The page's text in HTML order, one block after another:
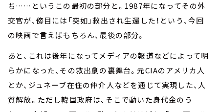
ち……というこの最初の部分と。1987年になってその外
交官が、傍目には「突如」救出され生還した！という、今回
の映画で言えばもちろん、最後の部分。
あと、これは後年になってメディアの報道などによって明
らかになった、その救出劇の裏舞台。元CIAのアメリカ人
とか、ジュネーブ在住の仲介人などを通じて実現した、人
質解放。ただし韓国政府は、そこで動いた身代金のう